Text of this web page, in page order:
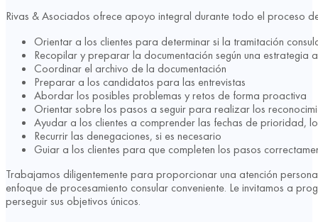
Rivas & Asociados ofrece apoyo integral durante todo el proceso
Orientar a los clientes para determinar si la tramitación
Recopilar y preparar la documentación según una estrategia
Coordinar el archivo de la documentación
Preparar a los candidatos para las entrevistas
Abordar los posibles problemas y retos de forma proactiva
Orientar sobre los pasos a seguir para realizar los
Ayudar a los clientes a comprender las fechas de prioridad,
Recurrir las denegaciones, si es necesario
Guiar a los clientes para que completen los pasos
Trabajamos diligentemente para proporcionar una atención
enfoque de procesamiento consular conveniente. Le invitamos a
perseguir sus objetivos únicos.